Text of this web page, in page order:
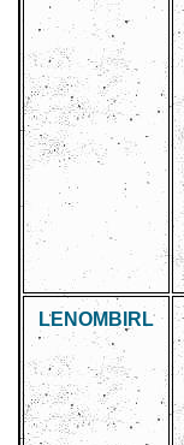
LENOMBIRL